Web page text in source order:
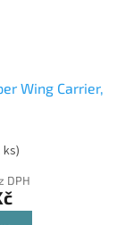
Wing Carrier,
ks)
DPH